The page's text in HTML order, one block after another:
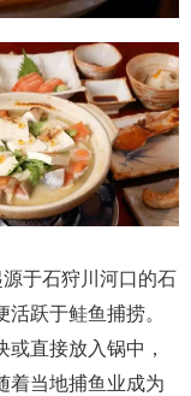
于石狩川河口的石
跃于鲑鱼捕捞。
直接放入锅中，
着当地捕鱼业成为